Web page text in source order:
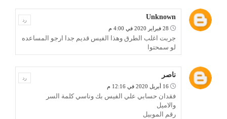
Unknown
28 فبراير 2020 في 4:00 م
جربت اغلب الطرق وهذا الفيس قديم جدا ارجو المساعده
لو سمحتوا
رد
ناصر
16 أبريل 2020 في 12:16 م
فقدان حسابي علي الفيس بك وناسي كلمة السر
والاميل
رقم الموبيل
رد